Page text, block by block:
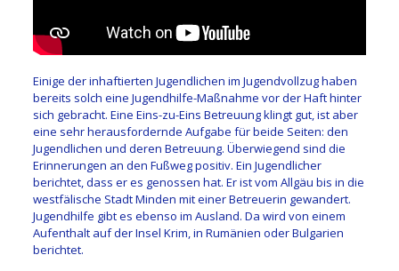
Einige der inhaftierten Jugendlichen im Jugendvollzug haben
bereits solch eine Jugendhilfe-Maßnahme vor der Haft hinter
sich gebracht. Eine Eins-zu-Eins Betreuung klingt gut, ist aber
eine sehr herausfordernde Aufgabe für beide Seiten: den
Jugendlichen und deren Betreuung. Überwiegend sind die
Erinnerungen an den Fußweg positiv. Ein Jugendlicher
berichtet, dass er es genossen hat. Er ist vom Allgäu bis in die
westfälische Stadt Minden mit einer Betreuerin gewandert.
Jugendhilfe gibt es ebenso im Ausland. Da wird von einem
Aufenthalt auf der Insel Krim, in Rumänien oder Bulgarien
berichtet.